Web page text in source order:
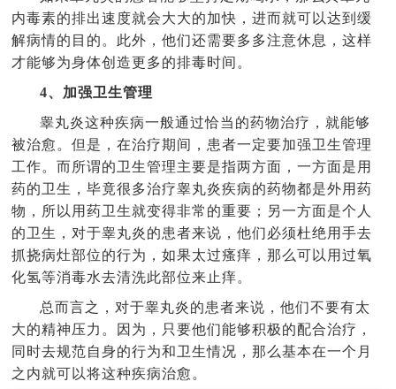
内毒素的排出速度就会大大的加快，进而就可以达到缓
解病情的目的。此外，他们还需要多多注意休息，这样
才能够为身体创造更多的排毒时间。
4、加强卫生管理
睾丸炎这种疾病一般通过恰当的药物治疗，就能够
被治愈。但是，在治疗期间，患者一定要加强卫生管理
工作。而所谓的卫生管理主要是指两方面，一方面是用
药的卫生，毕竟很多治疗睾丸炎疾病的药物都是外用药
物，所以用药卫生就变得非常的重要；另一方面是个人
的卫生，对于睾丸炎的患者来说，他们必须杜绝用手去
抓挠病灶部位的行为，如果太过瘙痒，那么可以用过氧
化氢等消毒水去清洗此部位来止痒。
总而言之，对于睾丸炎的患者来说，他们不要有太
大的精神压力。因为，只要他们能够积极的配合治疗，
同时去规范自身的行为和卫生情况，那么基本在一个月
之内就可以将这种疾病治愈。